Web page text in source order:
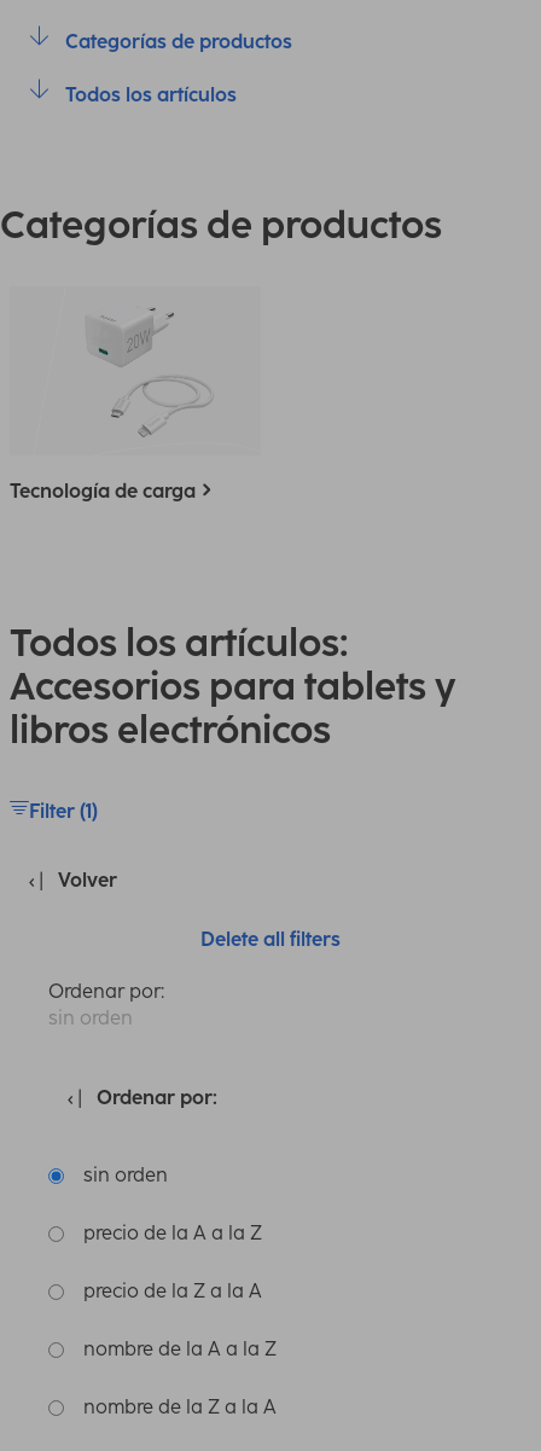
Categorías de productos
Todos los artículos
Categorías de productos
Tecnología de carga
Todos los artículos:
Accesorios para tablets y
libros electrónicos
Filter (1)
Volver
Delete all filters
Ordenar por:
sin orden
Ordenar por:
sin orden
precio de la A a la Z
precio de la Z a la A
nombre de la A a la Z
nombre de la Z a la A